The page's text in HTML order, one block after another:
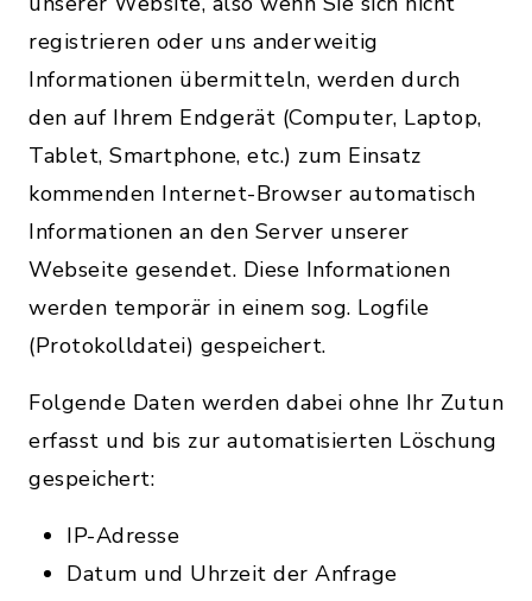
registrieren oder uns anderweitig
Informationen übermitteln, werden durch
den auf Ihrem Endgerät (Computer, Laptop,
Tablet, Smartphone, etc.) zum Einsatz
kommenden Internet-Browser automatisch
Informationen an den Server unserer
Webseite gesendet. Diese Informationen
werden temporär in einem sog. Logfile
(Protokolldatei) gespeichert.
Folgende Daten werden dabei ohne Ihr Zutun
erfasst und bis zur automatisierten Löschung
gespeichert:
IP-Adresse
Datum und Uhrzeit der Anfrage